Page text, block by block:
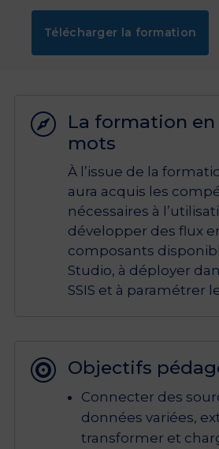
Télécharger la formation

La formation
mots
À l’issue de la
aura acquis les
nécessaires à
développer des flux
composants
Studio, à déployer
SSIS et à paramétrer
 Objectifs
Connecter des
données variées,
transformer et